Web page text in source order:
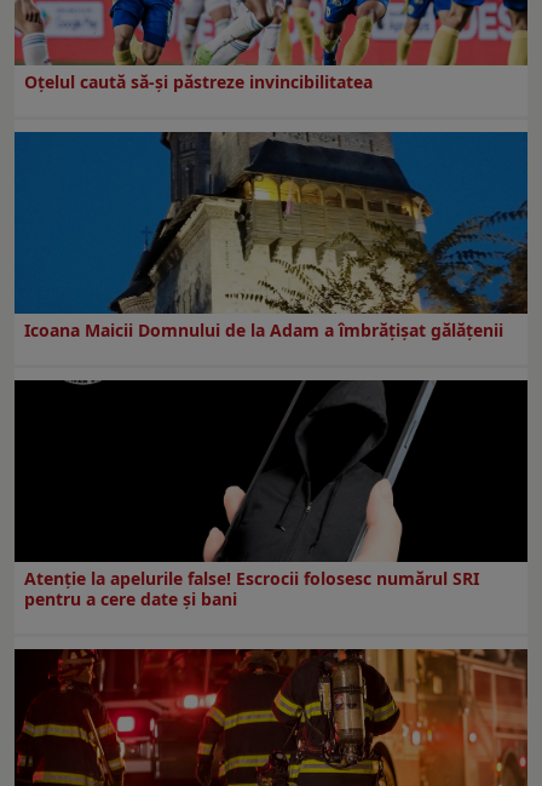
Oțelul caută să-și păstreze invincibilitatea
Icoana Maicii Domnului de la Adam a îmbrățișat gălățenii
Atenție la apelurile false! Escrocii folosesc numărul SRI
pentru a cere date și bani